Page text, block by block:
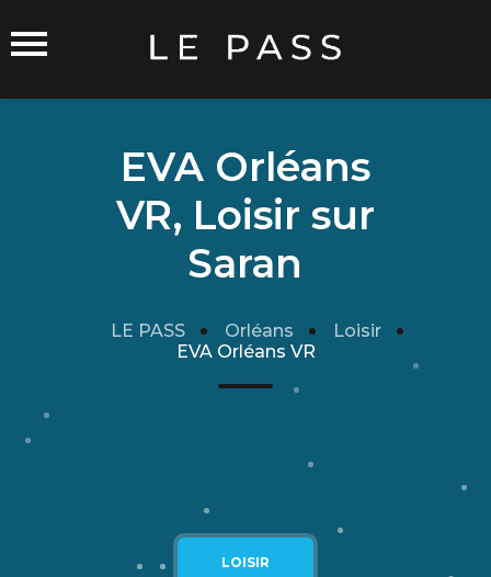
Commerçants sur Orléans
Carte du Réseau
Rejoindre le Réseau
Mentions légales
EVA Orléans
VR, Loisir sur
Saran
LE PASS Orléans
Loisir
EVA Orléans VR
LOISIR